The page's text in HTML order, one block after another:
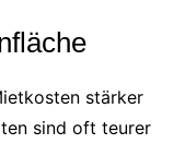
stärker
sind oft teurer